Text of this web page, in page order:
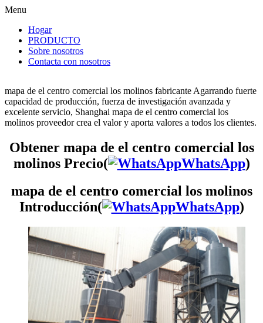
Menu
Hogar
PRODUCTO
Sobre nosotros
Contacta con nosotros
mapa de el centro comercial los molinos fabricante Agarrando fuerte
capacidad de producción, fuerza de investigación avanzada y
excelente servicio, Shanghai mapa de el centro comercial los
molinos proveedor crea el valor y aporta valores a todos los clientes.
Obtener mapa de el centro comercial los
molinos Precio(
WhatsApp)
mapa de el centro comercial los molinos
Introducción(
WhatsApp)